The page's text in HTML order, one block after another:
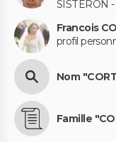
SISTERON
Francois
profil
Nom
Famille